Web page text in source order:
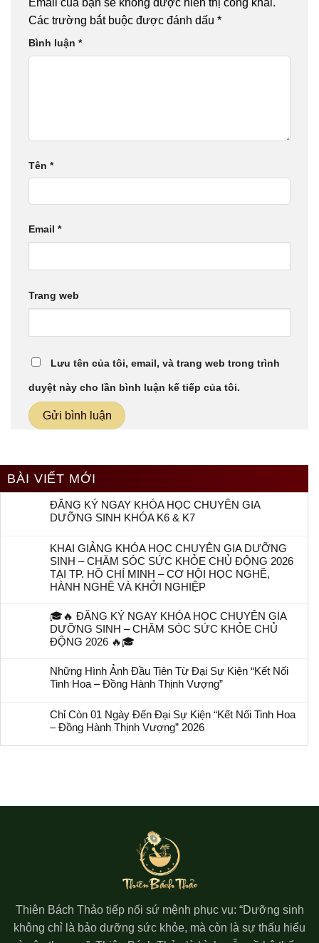
Các trường bắt buộc được đánh dấu *
Bình luận *
Tên *
Email *
Trang web
Lưu tên của tôi, email, và trang web trong trình
duyệt này cho lần bình luận kế tiếp của tôi.
BÀI VIẾT MỚI
ĐĂNG KÝ NGAY KHÓA HỌC CHUYÊN GIA
DƯỠNG SINH KHÓA K6 & K7
KHAI GIẢNG KHÓA HỌC CHUYÊN GIA DƯỠNG
SINH – CHĂM SÓC SỨC KHỎE CHỦ ĐỘNG 2026
TẠI TP. HỒ CHÍ MINH – CƠ HỘI HỌC NGHỀ,
HÀNH NGHỀ VÀ KHỞI NGHIỆP
🎓🔥 ĐĂNG KÝ NGAY KHÓA HỌC CHUYÊN GIA
DƯỠNG SINH – CHĂM SÓC SỨC KHỎE CHỦ
ĐỘNG 2026 🔥🎓
Những Hình Ảnh Đầu Tiên Từ Đại Sự Kiện “Kết Nối
Tinh Hoa – Đồng Hành Thịnh Vượng”
Chỉ Còn 01 Ngày Đến Đại Sự Kiện “Kết Nối Tinh Hoa
– Đồng Hành Thịnh Vượng” 2026
Thiên Bách Thảo tiếp nối sứ mệnh phục vụ: “Dưỡng sinh
không chỉ là bảo dưỡng sức khỏe, mà còn là sự thấu hiểu